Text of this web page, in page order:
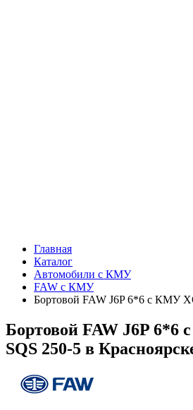
Главная
Каталог
Автомобили с КМУ
FAW c КМУ
Бортовой FAW J6P 6*6 с КМУ
Бортовой FAW J6P
SQS 250-5 в